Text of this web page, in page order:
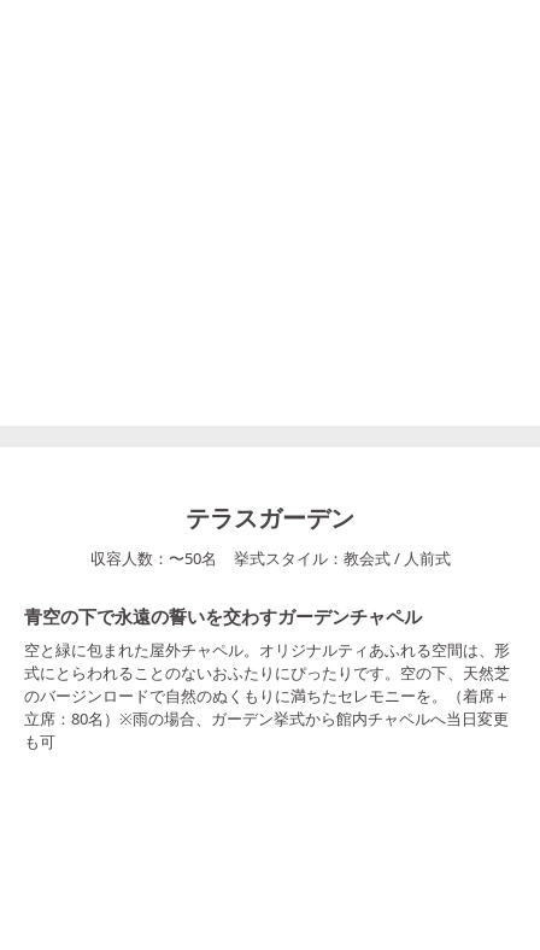
テラスガーデン
収容人数： 〜50名 挙式スタイル： 教会式/ 人前式
青空の下で永遠の誓いを交わすガーデンチャペル
空と緑に包まれた屋外チャペル。オリジナルティあふれる空間は、形
式にとらわれることのないおふたりにぴったりです。空の下、天然芝
のバージンロードで自然のぬくもりに満ちたセレモニーを。（着席＋
立席：80名）※雨の場合、ガーデン挙式から館内チャペルへ当日変更
も可